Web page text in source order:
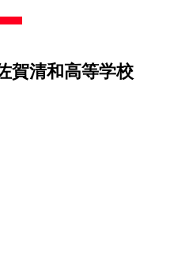
賀清和高等学校